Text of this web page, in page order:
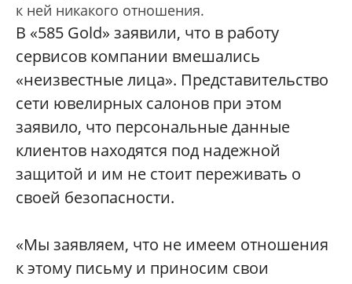
к ней никакого отношения.
В «585 Gold» заявили, что в работу
сервисов компании вмешались
«неизвестные лица». Представительство
сети ювелирных салонов при этом
заявило, что персональные данные
клиентов находятся под надежной
защитой и им не стоит переживать о
своей безопасности.
«Мы заявляем, что не имеем отношения
к этому письму и приносим свои